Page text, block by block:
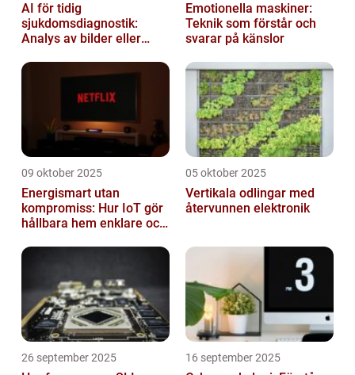
AI för tidig
sjukdomsdiagnostik:
Analys av bilder eller
Emotionella maskiner:
Teknik som förstår och
svarar på känslor
09 oktober 2025
Energismart utan
kompromiss: Hur IoT gör
hållbara hem enklare och
05 oktober 2025
Vertikala odlingar med
återvunnen elektronik
26 september 2025 16 september 2025